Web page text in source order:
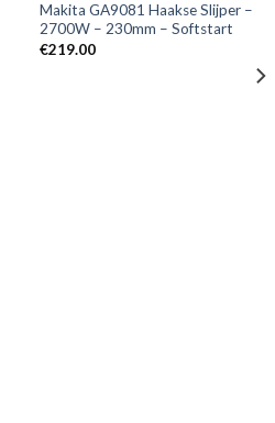
verlanglijst
Makita GA9081 Haakse Slijper –
2700W – 230mm – Softstart
€219.00